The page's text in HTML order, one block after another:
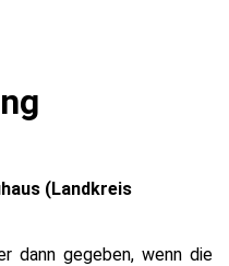
(Landkreis
dann gegeben, wenn die